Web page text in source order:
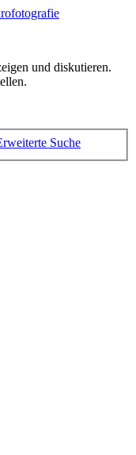
und diskutieren.
Suche